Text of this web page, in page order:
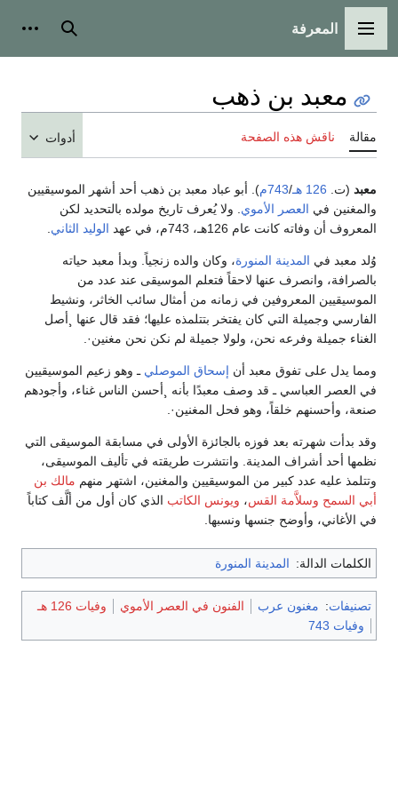
القائمة الرئيسية
المعرفة بحث
معبد بن ذهب
مقالة ناقش هذه الصفحة أدوات
معبد (ت. 126 هـ /743م ). أبو عباد معبد بن ذهب أحد أشهر الموسيقيين
والمغنين في العصر الأموي . ولا يُعرف تاريخ مولده بالتحديد لكن
المعروف أن وفاته كانت عام 126هـ، 743م، في عهد
الوليد الثاني
وُلد معبد في المدينة المنورة، وكان والده زنجياً. وبدأ معبد حياته
بالصرافة، وانصرف عنها لاحقاً فتعلم الموسيقى عند عدد من
الموسيقيين المعروفين في زمانه من أمثال سائب الخاثر، ونشيط
الفارسي وجميلة التي كان يفتخر بتتلمذه عليها؛ فقد قال عنها ¸أصل
الغناء جميلة وفرعه نحن، ولولا جميلة لم نكن نحن مغنين·.
ومما يدل على تفوق معبد أن إسحاق الموصلي ـ وهو زعيم الموسيقيين
في العصر العباسي ـ قد وصف معبدًا بأنه ¸أحسن الناس غناء، وأجودهم
صنعة، وأحسنهم خلقاً، وهو فحل المغنين·.
وقد بدأت شهرته بعد فوزه بالجائزة الأولى في مسابقة الموسيقى التي
نظمها أحد أشراف المدينة. وانتشرت طريقته في تأليف الموسيقى،
وتتلمذ عليه عدد كبير من الموسيقيين والمغنين، اشتهر منهم مالك بن
أبي السمح وسلاَّمة القس، ويونس الكاتب الذي كان أول من ألَّف كتاباً
في الأغاني، وأوضح جنسها ونسبها.
الكلمات الدالة: المدينة المنورة
تصنيفات: مغنون عرب الفنون في العصر الأموي
وفيات 126 هـ
وفيات 743